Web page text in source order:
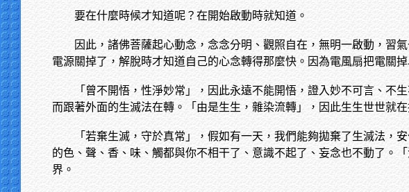
要在什麼時候才知道呢？在開始啟動時就知道。
因此，諸佛菩薩起心動念，念念分明、觀照自在，無明一啟動，習
電源關掉了，解脫時才知道自己的心念轉得那麼快。因為電風扇把電關
「曾不開悟，性淨妙常」，因此永遠不能開悟，證入妙不可言、不
而跟著外面的生滅法在轉。「由是生生，雜染流轉」，因此生生世世就
「若棄生滅，守於真常」，假如有一天，我們能夠拋棄了生滅法
的色、聲、香、味、觸都與你不相干了、意識不起了、妄念也不動了。
界。